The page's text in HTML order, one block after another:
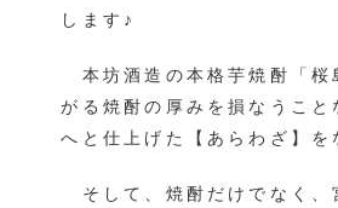
します♪
本坊酒造の本格芋焼酎「桜
がる焼酎の厚みを損なうこ
へと仕上げた【あらわざ】
そして、焼酎だけでなく、